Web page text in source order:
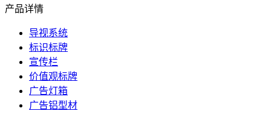
产品详情
导视系统
标识标牌
宣传栏
价值观标牌
广告灯箱
广告铝型材